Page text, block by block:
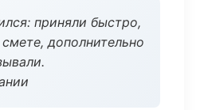
приняли быстро,
дополнительно